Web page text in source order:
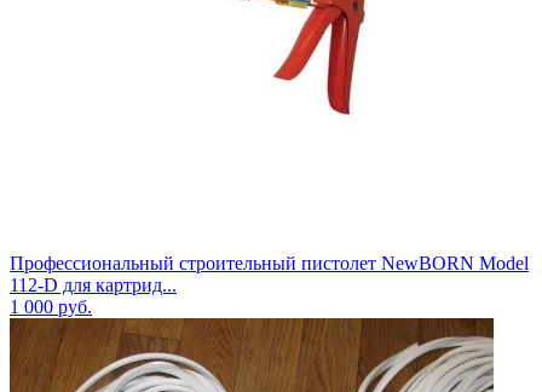
Профессиональный строительный пистолет NewBORN Model
112-D для картрид...
1 000 руб.